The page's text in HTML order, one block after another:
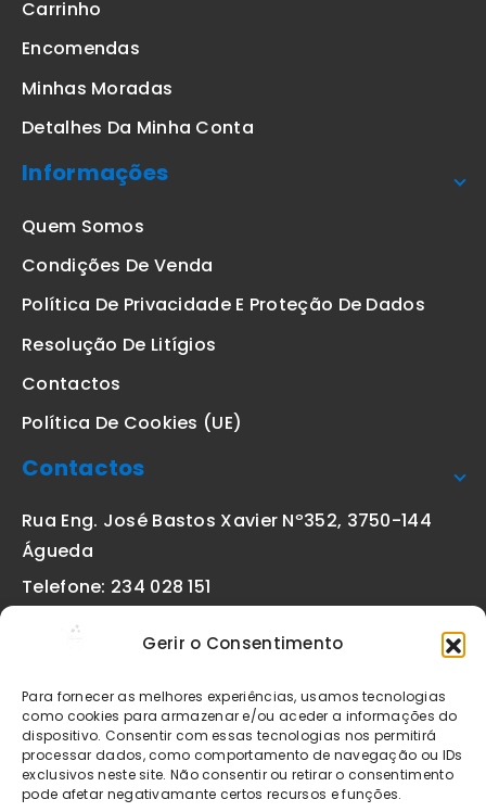
Gerir o Consentimento
Para fornecer as melhores experiências, usamos tecnologias
como cookies para armazenar e/ou aceder a informações do
dispositivo. Consentir com essas tecnologias nos permitirá
processar dados, como comportamento de navegação ou IDs
exclusivos neste site. Não consentir ou retirar o consentimento
pode afetar negativamante certos recursos e funções.
Carrinho
Encomendas
Minhas Moradas
Detalhes Da Minha Conta
Informações
Quem Somos
Condições De Venda
Política De Privacidade E Proteção De Dados
Resolução De Litígios
Contactos
Política De Cookies (UE)
Contactos
Rua Eng. José Bastos Xavier Nº352, 3750-144
Águeda
Telefone: 234 028 151
geral@etiquetas-online.pt
Os preços indicados incluem IVA à taxa legal em vigor. Todos
os artigos apresentados no site encontram-se sujeitos à
disponibilidade de stock após confirmação da encomenda. As